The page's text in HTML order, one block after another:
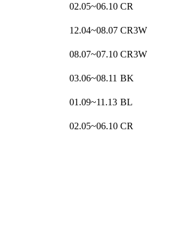
02.05~06.10 CR
12.04~08.07 CR3W
08.07~07.10 CR3W
03.06~08.11 BK
01.09~11.13 BL
02.05~06.10 CR